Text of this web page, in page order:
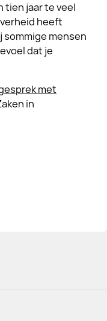
tien jaar te veel
heeft
sommige mensen
dat je
met
in